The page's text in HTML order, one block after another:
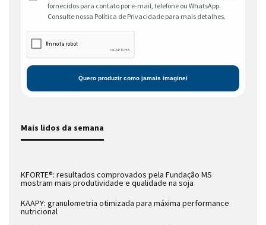
fornecidos para contato por e-mail, telefone ou WhatsApp.
Consulte nossa Política de Privacidade para mais detalhes.
Mais lidos da semana
KFORTE®: resultados comprovados pela Fundação MS
mostram mais produtividade e qualidade na soja
KAAPY: granulometria otimizada para máxima performance
nutricional